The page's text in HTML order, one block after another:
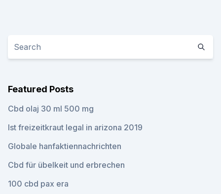
Featured Posts
Cbd olaj 30 ml 500 mg
Ist freizeitkraut legal in arizona 2019
Globale hanfaktiennachrichten
Cbd für übelkeit und erbrechen
100 cbd pax era